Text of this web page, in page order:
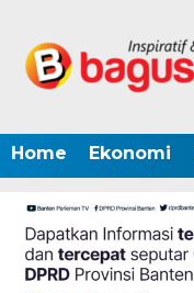
Home Ekonomi